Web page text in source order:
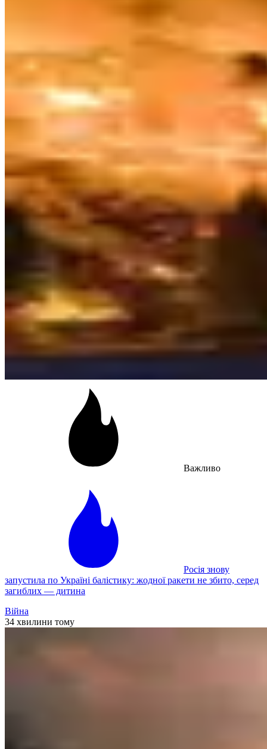
Важливо
Росія знову
запустила по Україні балістику: жодної ракети не збито, серед
загиблих — дитина
Війна
34 хвилини тому